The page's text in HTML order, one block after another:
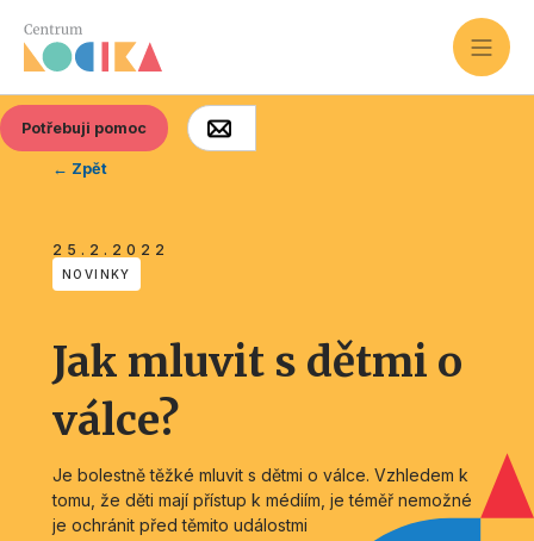
Potřebuji pomoc
← Zpět
25.2.2022
NOVINKY
Jak mluvit s dětmi o
válce?
Je bolestně těžké mluvit s dětmi o válce. Vzhledem k
tomu, že děti mají přístup k médiím, je téměř nemožné
je ochránit před těmito událostmi